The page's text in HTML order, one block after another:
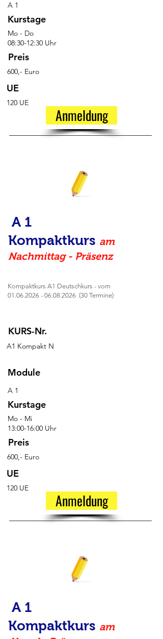
A 1
Kurstage
Preis
600,- Euro
Mo - Do
08:30-12:30 Uhr
UE
120 UE
Anmeldung
A 1
Kompaktkurs am
Nachmittag - Präsenz
Kompaktkurs A1 Deutschkurs - vom
01.06.2026 - 06.08.2026 (30 Termine)
KURS-Nr.
A1 Kompakt N
Module
A 1
Kurstage
Preis
600,- Euro
Mo - Mi
13:00-16:00 Uhr
UE
120 UE
Anmeldung
A 1
Kompaktkurs am